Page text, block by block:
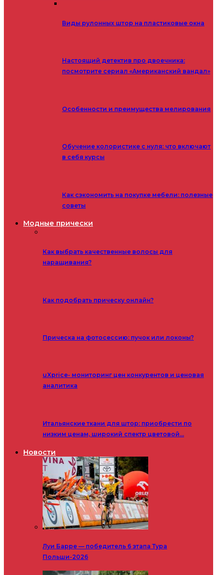
Виды рулонных штор на пластиковые окна
Настоящий детектив про двоечника:
посмотрите сериал «Американский вандал»
Особенности и преимущества мелирования
Обучение колористике с нуля: что включают
в себя курсы
Как сэкономить на покупке мебели: полезные
советы
Модные прически
Как выбрать качественные волосы для
наращивания?
Как подобрать прическу онлайн?
Прическа на фотосессию: пучок или локоны?
uXprice- мониторинг цен конкурентов и ценовая
аналитика
Итальянские ткани для штор: приобрести по
низким ценам, широкий спектр цветовой…
Новости
Луи Барре — победитель 6 этапа Тура
Польши-2026